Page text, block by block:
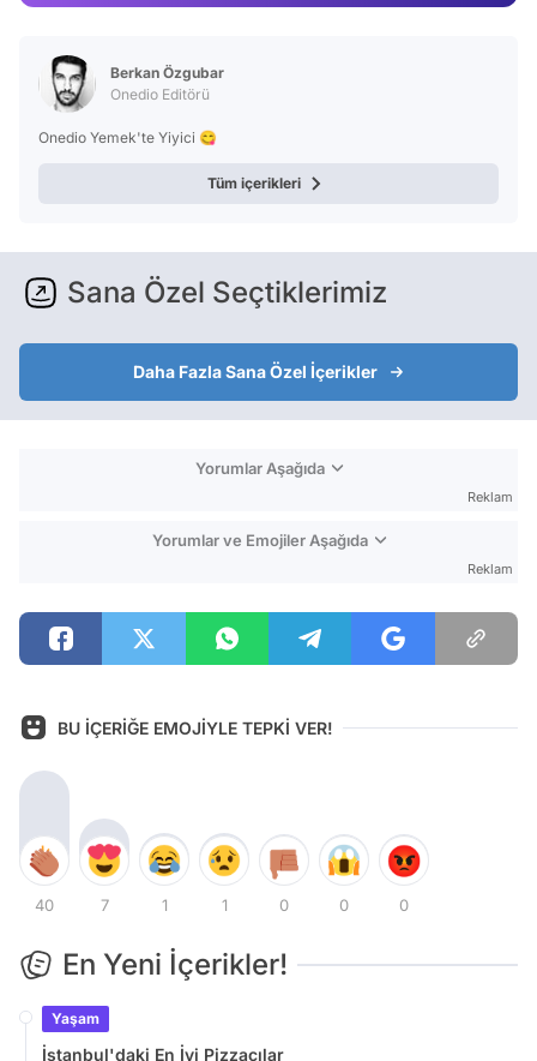
Berkan Özgubar
Onedio Editörü
Onedio Yemek'te Yiyici 😋
Tüm içerikleri
Sana Özel Seçtiklerimiz
Daha Fazla Sana Özel İçerikler
Yorumlar Aşağıda
Reklam
Yorumlar ve Emojiler Aşağıda
Reklam
BU İÇERİĞE EMOJİYLE TEPKİ VER!
40 7 1 1 0 0 0
En Yeni İçerikler!
Yaşam
İstanbul'daki En İyi Pizzacılar